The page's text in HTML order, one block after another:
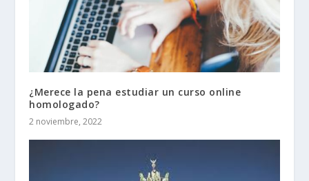
¿Merece la pena estudiar un curso online
homologado?
2 noviembre, 2022